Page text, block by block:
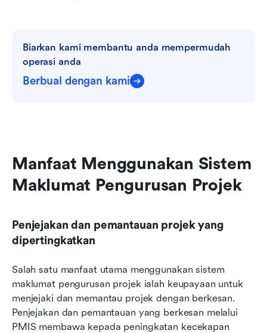
Biarkan kami membantu anda mempermudah
operasi anda
Berbual dengan kami
Manfaat Menggunakan Sistem
Maklumat Pengurusan Projek
Penjejakan dan pemantauan projek yang
dipertingkatkan
Salah satu manfaat utama menggunakan sistem
maklumat pengurusan projek ialah keupayaan untuk
menjejaki dan memantau projek dengan berkesan.
Penjejakan dan pemantauan yang berkesan melalui
PMIS membawa kepada peningkatan kecekapan